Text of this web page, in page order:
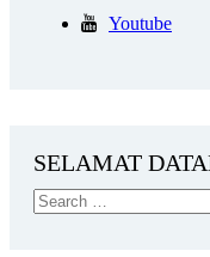
Youtube
SELAMAT